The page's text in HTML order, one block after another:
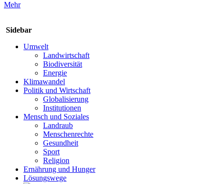
Mehr
Sidebar
Umwelt
Landwirtschaft
Biodiversität
Energie
Klimawandel
Politik und Wirtschaft
Globalisierung
Institutionen
Mensch und Soziales
Landraub
Menschenrechte
Gesundheit
Sport
Religion
Ernährung und Hunger
Lösungswege